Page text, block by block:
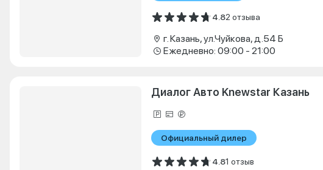
4.82 отзыва
г. Казань, ул.Чуйкова, д.54 Б
Ежедневно: 09:00 - 21:00
Диалог Авто Knewstar Казань
Официальный дилер
4.81 отзыв